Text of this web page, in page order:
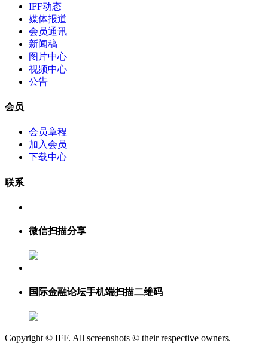
IFF动态
媒体报道
会员通讯
新闻稿
图片中心
视频中心
公告
会员
会员章程
加入会员
下载中心
联系
微信扫描分享
国际金融论坛手机端扫描二维码
Copyright © IFF. All screenshots © their respective owners.